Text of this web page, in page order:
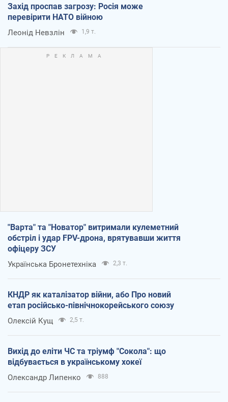
Захід проспав загрозу: Росія може
перевірити НАТО війною
Леонід Невзлін 1,9 т.
"Варта" та "Новатор" витримали кулеметний
обстріл і удар FPV-дрона, врятувавши життя
офіцеру ЗСУ
Українська Бронетехніка 2,3 т.
КНДР як каталізатор війни, або Про новий
етап російсько-північнокорейського союзу
Олексій Кущ 2,5 т.
Вихід до еліти ЧС та тріумф "Сокола": що
відбувається в українському хокеї
Олександр Липенко 888